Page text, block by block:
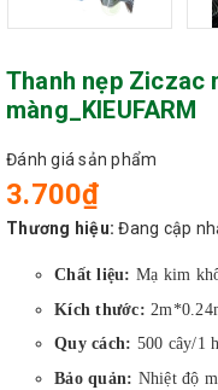
Thanh nẹp Ziczac
màng_KIEUFARM
Đánh giá sản phẩm
3.700₫
Thương hiệu: Đang cập
Chất liệu: Mạ kim
Kích thước:
Quy cách: 500 cây/1
Bảo quản: Nhiệt độ